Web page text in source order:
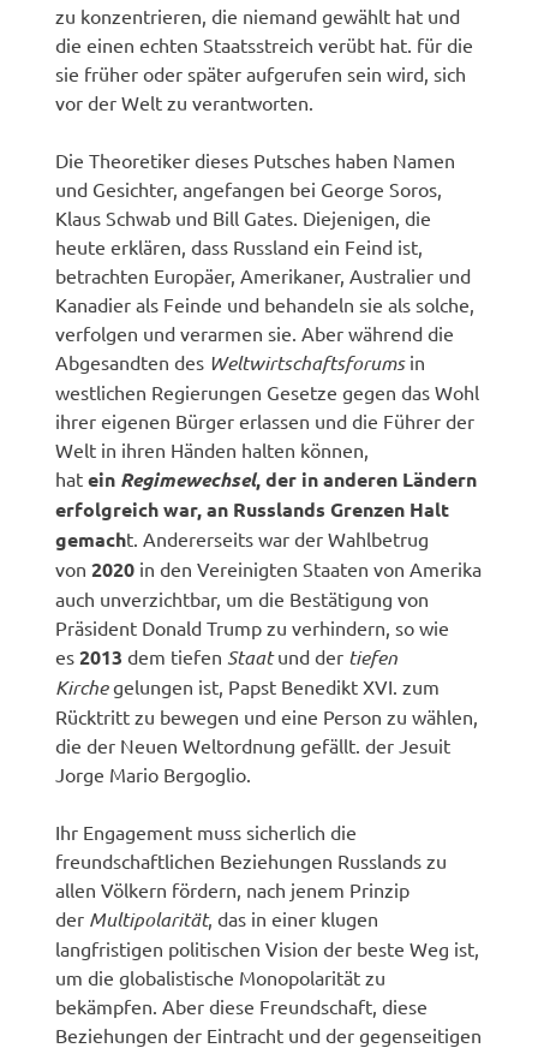
zu konzentrieren, die niemand gewählt hat und
die einen echten Staatsstreich verübt hat. für die
sie früher oder später aufgerufen sein wird, sich
vor der Welt zu verantworten.
Die Theoretiker dieses Putsches haben Namen
und Gesichter, angefangen bei George Soros,
Klaus Schwab und Bill Gates. Diejenigen, die
heute erklären, dass Russland ein Feind ist,
betrachten Europäer, Amerikaner, Australier und
Kanadier als Feinde und behandeln sie als solche,
verfolgen und verarmen sie. Aber während die
Abgesandten des Weltwirtschaftsforumsin
westlichen Regierungen Gesetze gegen das Wohl
ihrer eigenen Bürger erlassen und die Führer der
Welt in ihren Händen halten können,
hatein Regimewechsel, der in anderen Ländern
erfolgreich war, an Russlands Grenzen Halt
gemacht. Andererseits war der Wahlbetrug
von2020 in den Vereinigten Staaten von Amerika
auch unverzichtbar, um die Bestätigung von
Präsident Donald Trump zu verhindern, so wie
es2013 dem tiefen Staatund der tiefen
Kirchegelungen ist, Papst Benedikt XVI. zum
Rücktritt zu bewegen und eine Person zu wählen,
die der Neuen Weltordnung gefällt. der Jesuit
Jorge Mario Bergoglio.
Ihr Engagement muss sicherlich die
freundschaftlichen Beziehungen Russlands zu
allen Völkern fördern, nach jenem Prinzip
der Multipolarität, das in einer klugen
langfristigen politischen Vision der beste Weg ist,
um die globalistische Monopolarität zu
bekämpfen. Aber diese Freundschaft, diese
Beziehungen der Eintracht und der gegenseitigen